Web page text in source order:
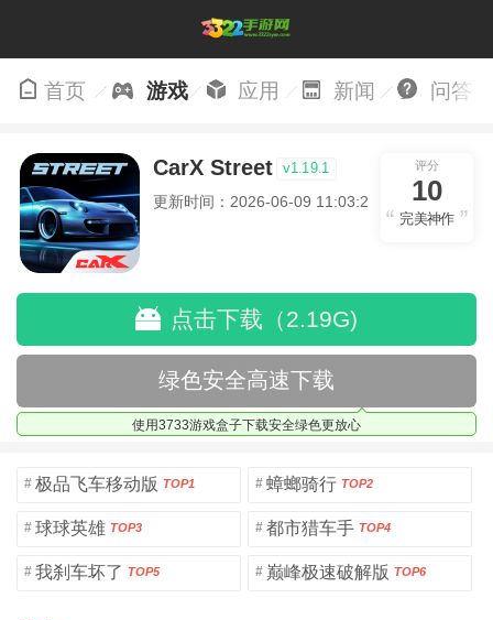
首页 游戏 应用 新闻 问答
CarX Street v1.19.1
更新时间：2026-06-09 11:03:20
评分
10
完美神作
点击下载（2.19G)
绿色安全高速下载
使用3733游戏盒子下载安全绿色更放心
# 极品飞车移动版 TOP1 # 蟑螂骑行 TOP2
# 球球英雄 TOP3 # 都市猎车手 TOP4
# 我刹车坏了 TOP5 # 巅峰极速破解版 TOP6